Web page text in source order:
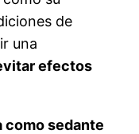
de
una
efectos
como sedante